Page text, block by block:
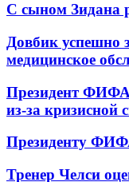
С сыном Зидана
Довбик успешно
медицинское
Президент ФИФА
из-за кризисной
Президенту
Тренер Челси